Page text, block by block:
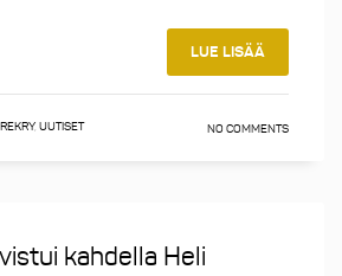
LUE LISÄÄ
REKRY, UUTISET NO COMMENTS
kahdella Heli